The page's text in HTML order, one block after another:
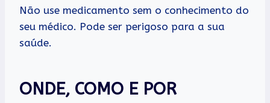
Não use medicamento sem o conhecimento do
seu médico. Pode ser perigoso para a sua
saúde.
ONDE, COMO E POR